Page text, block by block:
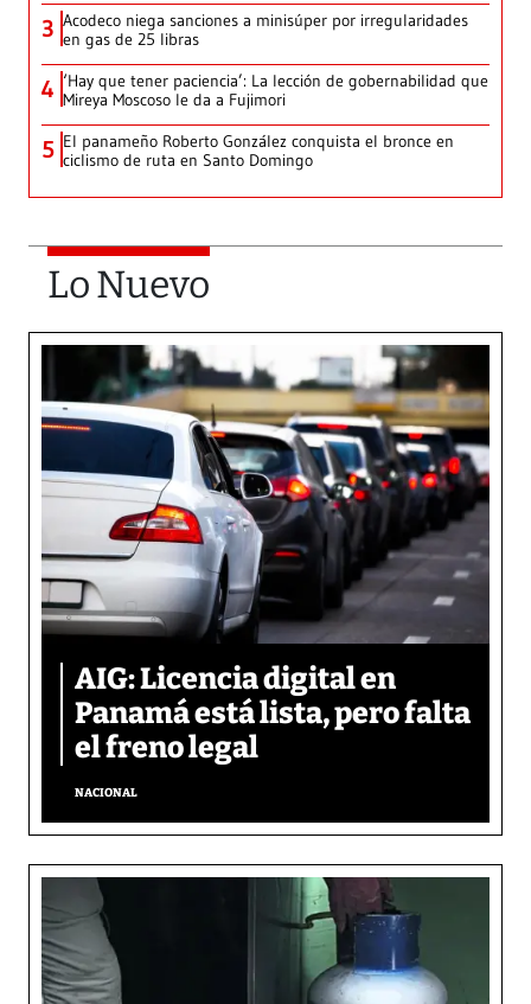
3 Acodeco niega sanciones a minisúper por irregularidades
en gas de 25 libras
4 ‘Hay que tener paciencia’: La lección de gobernabilidad que
Mireya Moscoso le da a Fujimori
5 El panameño Roberto González conquista el bronce en
ciclismo de ruta en Santo Domingo
Lo Nuevo
AIG: Licencia digital en
Panamá está lista, pero falta
el freno legal
NACIONAL